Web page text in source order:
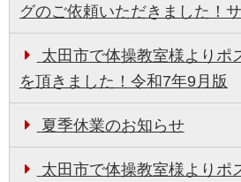
グのご依頼いただきました！
太田市で体操教室様よりポ
を頂きました！令和7年9月版
夏季休業のお知らせ
太田市で体操教室様よりポ